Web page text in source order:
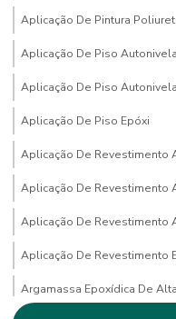
Aplicação De Pintura
Aplicação De Piso
Aplicação De Piso
Aplicação De Piso Epóxi
Aplicação De Revestimento
Aplicação De Revestimento
Aplicação De Revestimento
Aplicação De Revestimento
Argamassa Epoxídica De